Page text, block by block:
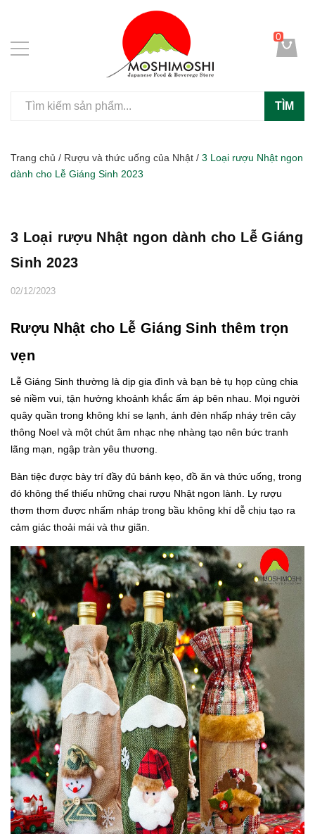
TÌM
0
Trang chủ / Rượu và thức uống của Nhật / 3 Loại rượu Nhật ngon
dành cho Lễ Giáng Sinh 2023
3 Loại rượu Nhật ngon dành cho Lễ Giáng
Sinh 2023
02/12/2023
Rượu Nhật cho Lễ Giáng Sinh thêm trọn
vẹn
Lễ Giáng Sinh thường là dịp gia đình và bạn bè tụ họp cùng chia
sẻ niềm vui, tận hưởng khoảnh khắc ấm áp bên nhau. Mọi người
quây quần trong không khí se lạnh, ánh đèn nhấp nháy trên cây
thông Noel và một chút âm nhạc nhẹ nhàng tạo nên bức tranh
lãng mạn, ngập tràn yêu thương.
Bàn tiệc được bày trí đầy đủ bánh kẹo, đồ ăn và thức uống, trong
đó không thể thiếu những chai rượu Nhật ngon lành. Ly rượu
thơm thơm được nhấm nháp trong bầu không khí dễ chịu tạo ra
cảm giác thoải mái và thư giãn.